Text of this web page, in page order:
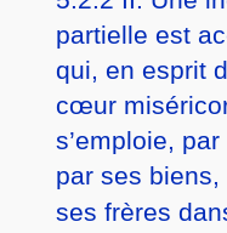
partielle est
qui, en esprit
cœur
s’emploie,
par ses
ses frères